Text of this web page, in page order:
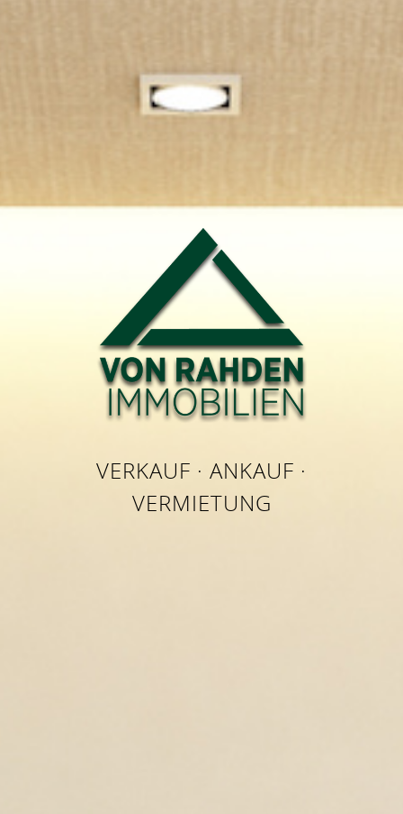
VERKAUF · ANKAUF ·
VERMIETUNG